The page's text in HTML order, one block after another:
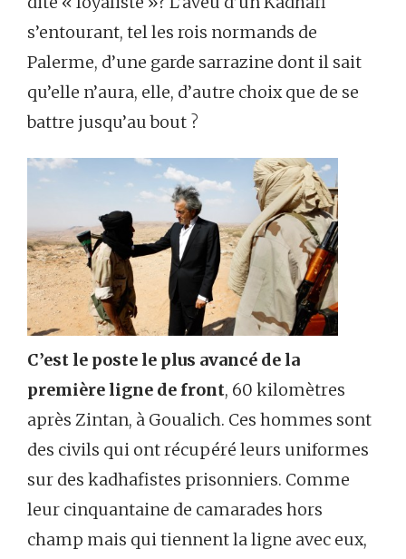
s’entourant, tel les rois normands de
Palerme, d’une garde sarrazine dont il sait
qu’elle n’aura, elle, d’autre choix que de se
battre jusqu’au bout ?
C’est le poste le plus avancé de la
première ligne de front, 60 kilomètres
après Zintan, à Goualich. Ces hommes sont
des civils qui ont récupéré leurs uniformes
sur des kadhafistes prisonniers. Comme
leur cinquantaine de camarades hors
champ mais qui tiennent la ligne avec eux,